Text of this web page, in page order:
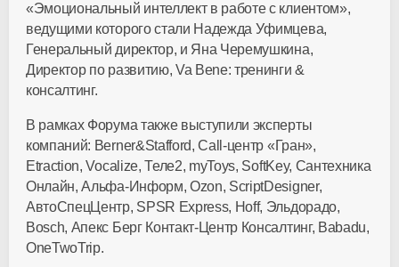
«Эмоциональный интеллект в работе с клиентом»,
ведущими которого стали Надежда Уфимцева,
Генеральный директор, и Яна Черемушкина,
Директор по развитию, Va Bene: тренинги &
консалтинг.
В рамках Форума также выступили эксперты
компаний: Berner&Stafford, Call-центр «Гран»,
Etraction, Vocalize, Теле2, myToys, SoftKey, Сантехника
Онлайн, Альфа-Информ, Ozon, ScriptDesigner,
АвтоСпецЦентр, SPSR Express, Hoff, Эльдорадо,
Bosch, Апекс Берг Контакт-Центр Консалтинг, Babadu,
OneTwoTrip.